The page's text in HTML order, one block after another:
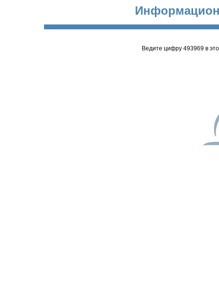
Ведите цифру 493969 в